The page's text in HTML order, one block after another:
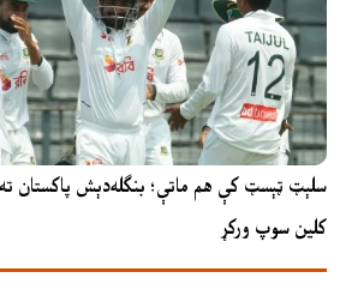
سلېټ ټېسټ کې هم ماتې؛ بنګله‌دېش پاکستان
کلین سوپ ورکړ